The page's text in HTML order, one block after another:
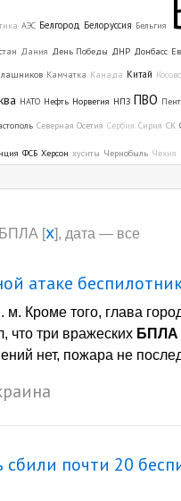
АЭС Белгород Белоруссия Бельгия
Дания День Победы ДНР Донбасс
Камчатка Канада Китай Косово
НАТО Нефть Норвегия НПЗ ПВО
Северная Осетия Сербия Сирия СК
ФСБ Херсон хуситы Чернобыль Чехия
БПЛА [x], дата — все
атаке
м. Кроме того, глава
что три вражеских БПЛА
нет, пожара не
сбили почти 20